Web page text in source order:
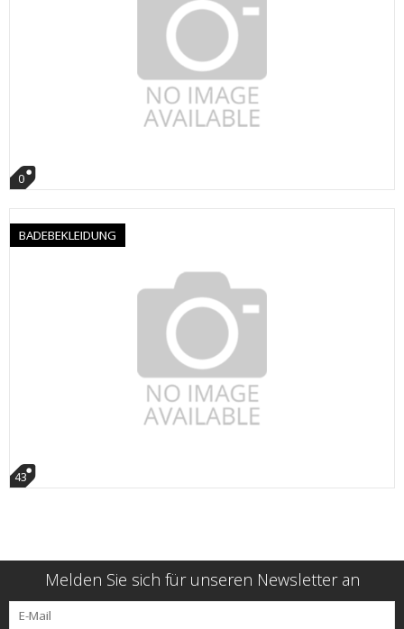
0
BADEBEKLEIDUNG
43
Melden Sie sich für unseren Newsletter an